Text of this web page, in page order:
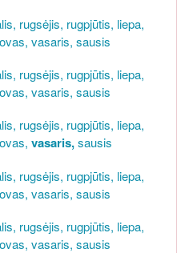
rugsėjis, rugpjūtis, liepa,
vasaris, sausis
rugsėjis, rugpjūtis, liepa,
vasaris, sausis
rugsėjis, rugpjūtis, liepa,
vasaris,sausis
rugsėjis, rugpjūtis, liepa,
vasaris, sausis
rugsėjis, rugpjūtis, liepa,
vasaris, sausis